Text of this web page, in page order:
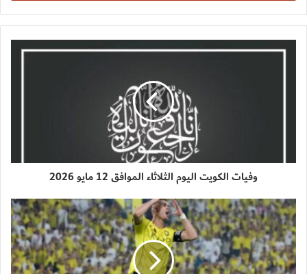
وفيات الكويت اليوم الثلاثاء الموافق 12 مايو 2026